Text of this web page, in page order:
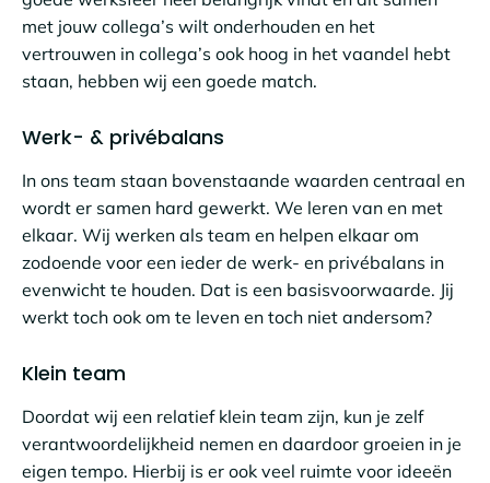
met jouw collega’s wilt onderhouden en het
vertrouwen in collega’s ook hoog in het vaandel hebt
staan, hebben wij een goede match.
Werk- & privébalans
In ons team staan bovenstaande waarden centraal en
wordt er samen hard gewerkt. We leren van en met
elkaar. Wij werken als team en helpen elkaar om
zodoende voor een ieder de werk- en privébalans in
evenwicht te houden. Dat is een basisvoorwaarde. Jij
werkt toch ook om te leven en toch niet andersom?
Klein team
Doordat wij een relatief klein team zijn, kun je zelf
verantwoordelijkheid nemen en daardoor groeien in je
eigen tempo. Hierbij is er ook veel ruimte voor ideeën